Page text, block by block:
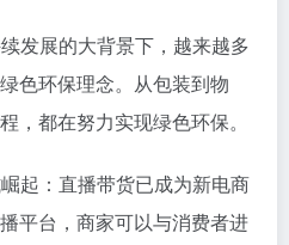
发展的大背景下，越来越多
色环保理念。从包装到物
，都在努力实现绿色环保。
起：直播带货已成为新电商
平台，商家可以与消费者进